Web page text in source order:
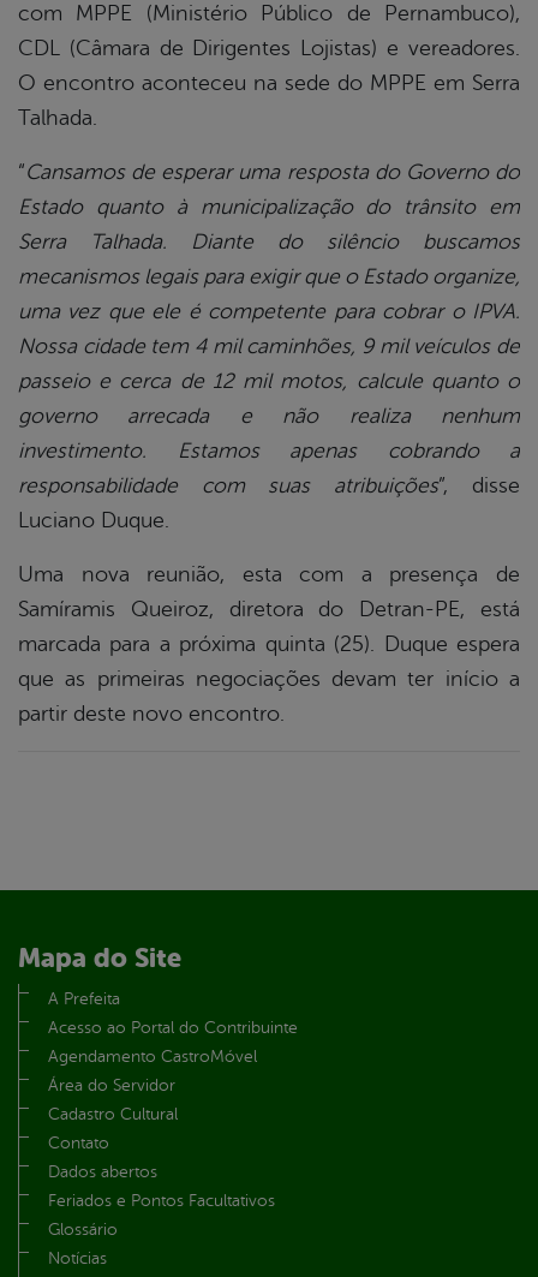
com MPPE (Ministério Público de Pernambuco),
CDL (Câmara de Dirigentes Lojistas) e vereadores.
O encontro aconteceu na sede do MPPE em Serra
Talhada.
“Cansamos de esperar uma resposta do Governo do
Estado quanto à municipalização do trânsito em
Serra Talhada. Diante do silêncio buscamos
mecanismos legais para exigir que o Estado organize,
uma vez que ele é competente para cobrar o IPVA.
Nossa cidade tem 4 mil caminhões, 9 mil veículos de
passeio e cerca de 12 mil motos, calcule quanto o
governo arrecada e não realiza nenhum
investimento. Estamos apenas cobrando a
responsabilidade com suas atribuições”, disse
Luciano Duque.
Uma nova reunião, esta com a presença de
Samíramis Queiroz, diretora do Detran-PE, está
marcada para a próxima quinta (25). Duque espera
que as primeiras negociações devam ter início a
partir deste novo encontro.
Mapa do Site
A Prefeita
Acesso ao Portal do Contribuinte
Agendamento CastroMóvel
Área do Servidor
Cadastro Cultural
Contato
Dados abertos
Feriados e Pontos Facultativos
Glossário
Notícias